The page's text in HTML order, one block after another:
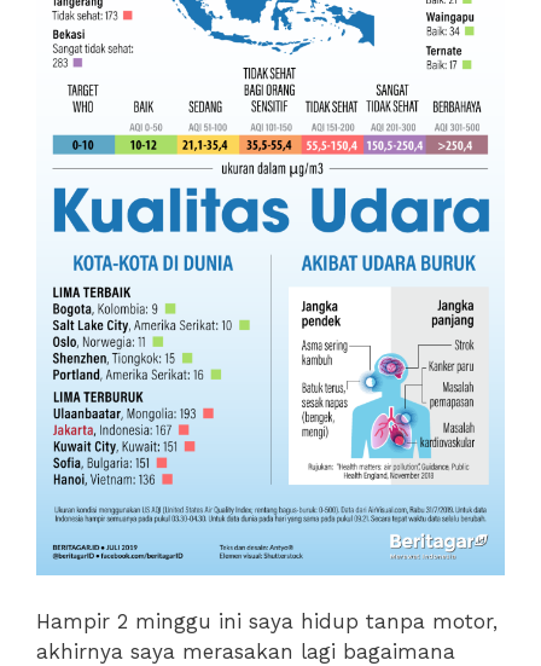
Hampir 2 minggu ini saya hidup tanpa motor,
akhirnya saya merasakan lagi bagaimana